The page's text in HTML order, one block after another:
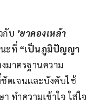
กับ ’ยาดองเหล้า
ะที่ “เป็นภูมิปัญญา
มาตรฐานความ
ดเจนและบังคับใช้
ทำความเข้าใจ ใส่ใจ